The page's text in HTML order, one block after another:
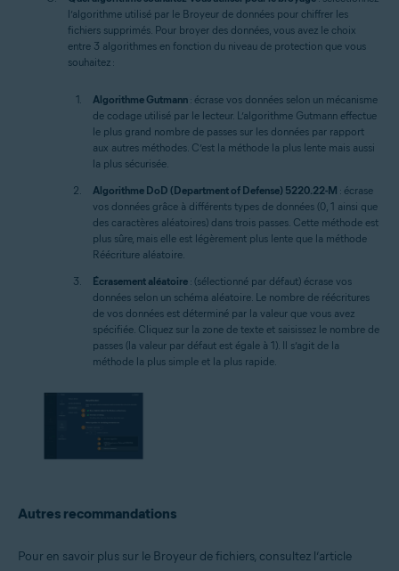
l’algorithme utilisé par le Broyeur de données pour chiffrer les
fichiers supprimés. Pour broyer des données, vous avez le choix
entre 3 algorithmes en fonction du niveau de protection que vous
souhaitez :
Algorithme Gutmann : écrase vos données selon un mécanisme
de codage utilisé par le lecteur. L’algorithme Gutmann effectue
le plus grand nombre de passes sur les données par rapport
aux autres méthodes. C’est la méthode la plus lente mais aussi
la plus sécurisée.
Algorithme DoD (Department of Defense) 5220.22-M : écrase
vos données grâce à différents types de données (0, 1 ainsi que
des caractères aléatoires) dans trois passes. Cette méthode est
plus sûre, mais elle est légèrement plus lente que la méthode
Réécriture aléatoire.
Écrasement aléatoire : (sélectionné par défaut) écrase vos
données selon un schéma aléatoire. Le nombre de réécritures
de vos données est déterminé par la valeur que vous avez
spécifiée. Cliquez sur la zone de texte et saisissez le nombre de
passes (la valeur par défaut est égale à 1). Il s’agit de la
méthode la plus simple et la plus rapide.
Autres recommandations
Pour en savoir plus sur le Broyeur de fichiers, consultez l’article